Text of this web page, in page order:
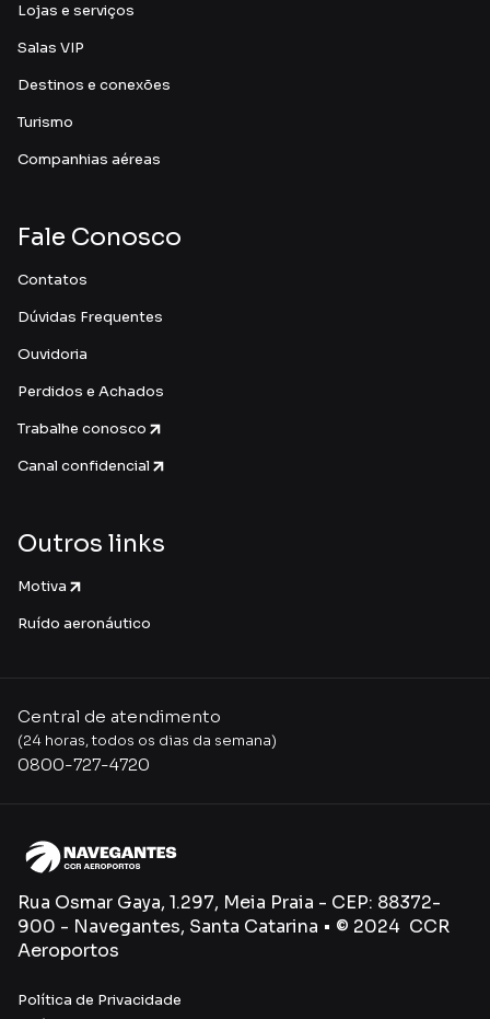
Lojas e serviços
Salas VIP
Destinos e conexões
Turismo
Companhias aéreas
Fale Conosco
Contatos
Dúvidas Frequentes
Ouvidoria
Perdidos e Achados
Trabalhe conosco
Canal confidencial
Outros links
Motiva
Ruído aeronáutico
Central de atendimento
(24 horas, todos os dias da semana)
0800-727-4720
Rua Osmar Gaya, 1.297, Meia Praia - CEP: 88372-
900 - Navegantes, Santa Catarina • © 2024 CCR
Aeroportos
Política de Privacidade